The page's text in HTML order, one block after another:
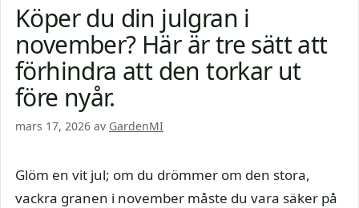
Köper du din julgran i
november? Här är tre sätt att
förhindra att den torkar ut
före nyår.
mars 17, 2026 av GardenMI
Glöm en vit jul; om du drömmer om den stora,
vackra granen i november måste du vara säker på